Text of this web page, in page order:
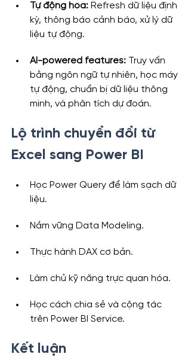
Tự động hóa: Refresh dữ liệu định
kỳ, thông báo cảnh báo, xử lý dữ
liệu tự động.
AI-powered features: Truy vấn
bằng ngôn ngữ tự nhiên, học máy
tự động, chuẩn bị dữ liệu thông
minh, và phân tích dự đoán.
Lộ trình chuyển đổi từ
Excel sang Power BI
Học Power Query để làm sạch dữ
liệu.
Nắm vững Data Modeling.
Thực hành DAX cơ bản.
Làm chủ kỹ năng trực quan hóa.
Học cách chia sẻ và cộng tác
trên Power BI Service.
Kết luận